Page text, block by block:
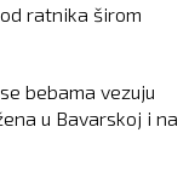
ratnika širom
bebama vezuju
u Bavarskoj i na